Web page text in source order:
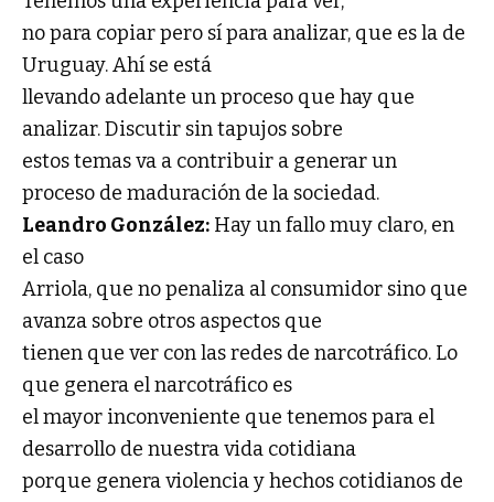
no para copiar pero sí para analizar, que es la de
Uruguay. Ahí se está
llevando adelante un proceso que hay que
analizar. Discutir sin tapujos sobre
estos temas va a contribuir a generar un
proceso de maduración de la sociedad.
Leandro González: Hay un fallo muy claro, en
el caso
Arriola, que no penaliza al consumidor sino que
avanza sobre otros aspectos que
tienen que ver con las redes de narcotráfico. Lo
que genera el narcotráfico es
el mayor inconveniente que tenemos para el
desarrollo de nuestra vida cotidiana
porque genera violencia y hechos cotidianos de